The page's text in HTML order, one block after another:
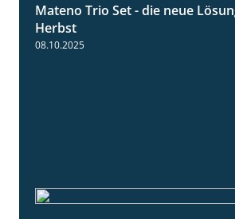
Mateno Trio Set - die neue
Herbst
08.10.2025